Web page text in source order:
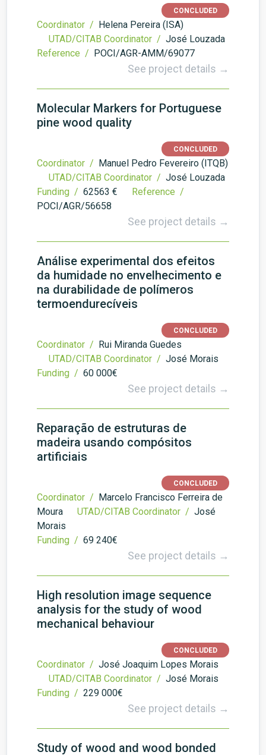
CONCLUDED
Coordinator / Helena Pereira (ISA)
UTAD/CITAB Coordinator / José Louzada
Reference / POCI/AGR-AMM/69077
See project details →
Molecular Markers for Portuguese
pine wood quality
CONCLUDED
Coordinator / Manuel Pedro Fevereiro (ITQB)
UTAD/CITAB Coordinator / José Louzada
Funding / 62563 €
Reference /
POCI/AGR/56658
See project details →
Análise experimental dos efeitos
da humidade no envelhecimento e
na durabilidade de polímeros
termoendurecíveis
CONCLUDED
Coordinator / Rui Miranda Guedes
UTAD/CITAB Coordinator / José Morais
Funding / 60 000€
See project details →
Reparação de estruturas de
madeira usando compósitos
artificiais
CONCLUDED
Coordinator / Marcelo Francisco Ferreira de
Moura
UTAD/CITAB Coordinator / José
Morais
Funding / 69 240€
See project details →
High resolution image sequence
analysis for the study of wood
mechanical behaviour
CONCLUDED
Coordinator / José Joaquim Lopes Morais
UTAD/CITAB Coordinator / José Morais
Funding / 229 000€
See project details →
Study of wood and wood bonded